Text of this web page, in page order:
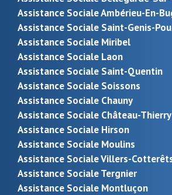
Assistance Sociale Ambérieu-En-
Assistance Sociale Saint-Genis-
Assistance Sociale Miribel
Assistance Sociale Laon
Assistance Sociale Saint-Quentin
Assistance Sociale Soissons
Assistance Sociale Chauny
Assistance Sociale Château-Thierry
Assistance Sociale Hirson
Assistance Sociale Moulins
Assistance Sociale Villers-
Assistance Sociale Tergnier
Assistance Sociale Montluçon